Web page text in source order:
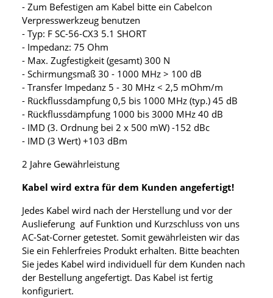
- Zum Befestigen am Kabel bitte ein Cabelcon
Verpresswerkzeug benutzen
- Typ: F SC-56-CX3 5.1 SHORT
- Impedanz: 75 Ohm
- Max. Zugfestigkeit (gesamt) 300 N
- Schirmungsmaß 30 - 1000 MHz > 100 dB
- Transfer Impedanz 5 - 30 MHz < 2,5 mOhm/m
- Rückflussdämpfung 0,5 bis 1000 MHz (typ.) 45 dB
- Rückflussdämpfung 1000 bis 3000 MHz 40 dB
- IMD (3. Ordnung bei 2 x 500 mW) -152 dBc
- IMD (3 Wert) +103 dBm
2 Jahre Gewährleistung
Kabel wird extra für dem Kunden angefertigt!
Jedes Kabel wird nach der Herstellung und vor der
Auslieferung auf Funktion und Kurzschluss von uns
AC-Sat-Corner getestet. Somit gewährleisten wir das
Sie ein Fehlerfreies Produkt erhalten. Bitte beachten
Sie jedes Kabel wird individuell für dem Kunden nach
der Bestellung angefertigt. Das Kabel ist fertig
konfiguriert.